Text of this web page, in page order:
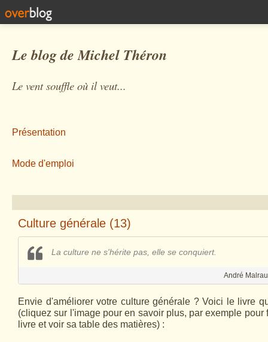
Le blog de Michel Théron
Le vent souffle où il veut...
Présentation
Mode d'emploi
Culture générale (13)
La culture ne s'hérite pas, elle se conquiert.
André
Envie d'améliorer votre culture générale ? Voici le livre
(cliquez sur l'image pour en savoir plus, par exemple pour
livre et voir sa table des matières) :